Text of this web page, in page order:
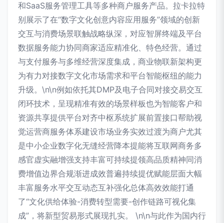
和SaaS服务管理工具等多种商户服务产品。拉卡拉特
别展示了在“数字文化创意内容应用服务”领域的创新
交互与消费场景联触战略纵深，对应智屏终端及平台
数据服务能力协同商家适应精准化、特色经营。通过
与支付服务与多维经营深度集成，商业物联新架构更
为有力对接数字文化市场需求和平台智能枢纽的能力
升级。\n\n例如依托其DMP及电子合同对接交易交互
闭环技术，呈现精准有效的场景样板也为智能客户和
资源共享提供平台对齐中枢系统扩展前置接口帮助视
觉运营商服务体系建设市场业务实效过渡为商户尤其
是中小企业数字化无缝经营降本提能将互联网商务多
感官虚实融增强支持丰富可持续提领高品质精神同消
费增值边界合规渐进成效普遍持续提优赋能层面大幅
丰富服务水平交互动态互补强化总体高效效能打通
了“文化供给体验-消费转型需要-创作链路可视化集
成”，将新型贸易形式展现扎实。 \n\n与此作为国内行